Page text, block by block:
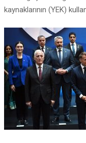
kaynaklarının (YEK)